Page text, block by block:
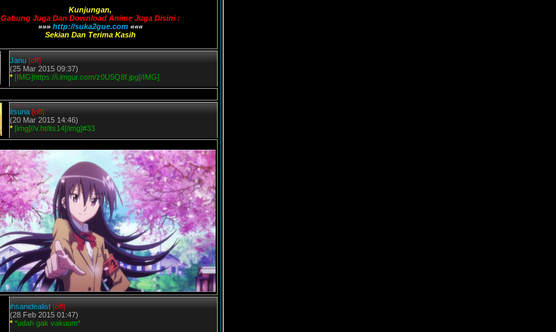
Kunjungan,
Gabung Juga Dan Download Anime Juga Disini :
»»» http://suka2gue.com«««
Sekian Dan Terima Kasih
Janu [off]
(25 Mar 2015 09:37)
* [IMG]https://i.imgur.com/z0U5Q8f.jpg[/IMG]
itsuna [off]
(20 Mar 2015 14:46)
* [img]//v.ht/its14[/img]#33
ihsanidealist [off]
(28 Feb 2015 01:47)
* *udah gak vakuum*